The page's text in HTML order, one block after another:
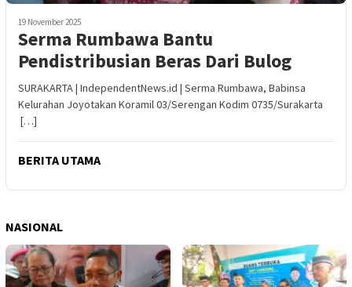
19 November 2025
Serma Rumbawa Bantu
Pendistribusian Beras Dari Bulog
SURAKARTA | IndependentNews.id | Serma Rumbawa, Babinsa
Kelurahan Joyotakan Koramil 03/Serengan Kodim 0735/Surakarta
[…]
BERITA UTAMA
NASIONAL